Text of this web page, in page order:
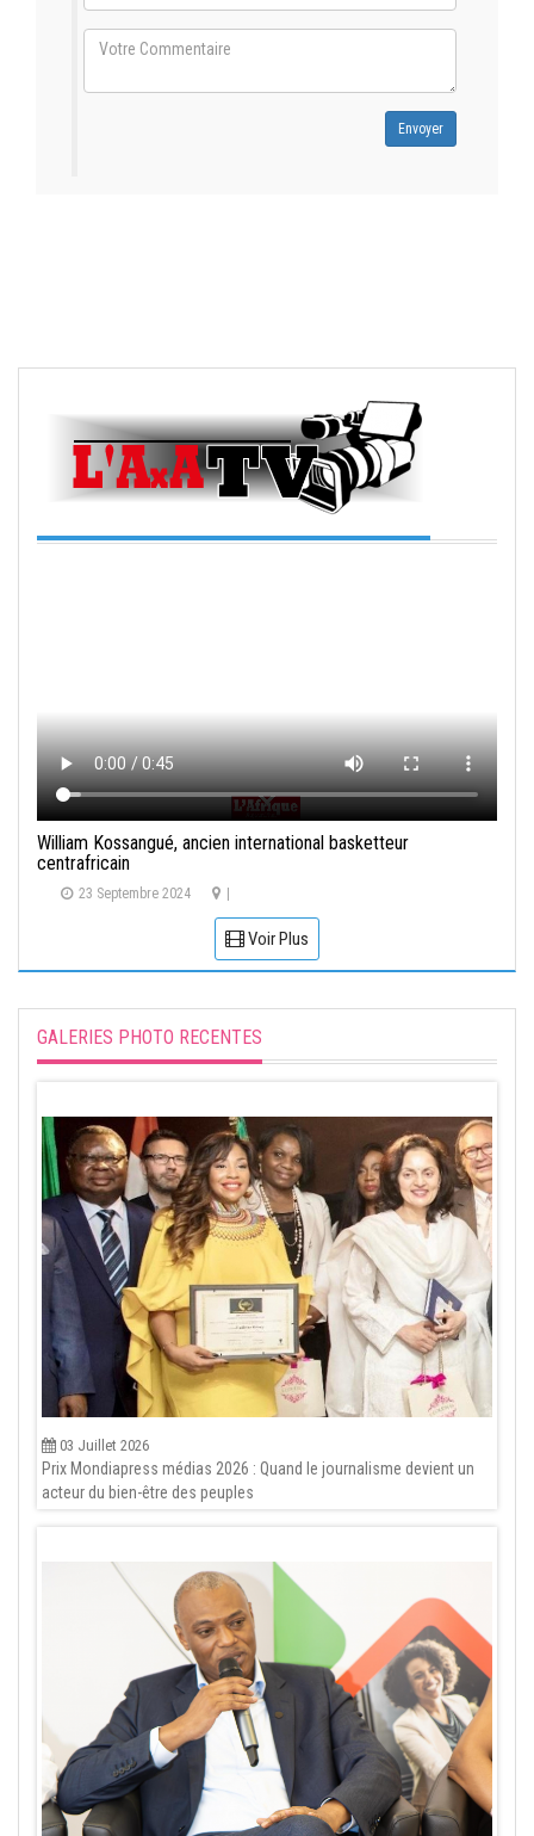
William Kossangué, ancien international basketteur
centrafricain
23 Septembre 2024
Voir Plus
GALERIES PHOTO RECENTES
03 Juillet 2026
Prix Mondiapress médias 2026 : Quand le journalisme devient un
acteur du bien-être des peuples